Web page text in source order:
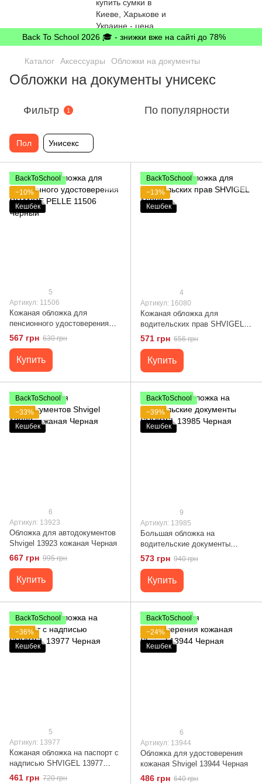
Back To School 2026 🎓 - знижки вже на сайті до 78%
Каталог Аксессуары Обложки на документы
Обложки на документы унисекс
Фильтр 1 По популярности
Пол Унисекс
BackToSchool
−10%
Кешбек
5
Артикул: 11506
Кожаная обложка для
пенсионного удостоверения
GRANDE PELLE 11506 Черный
567 грн 630 грн
Купить
BackToSchool
−13%
Кешбек
4
Артикул: 16080
Кожаная обложка для
водительских прав SHVIGEL
16080
571 грн 656 грн
Купить
BackToSchool
−33%
Кешбек
6
Артикул: 13923
Обложка для автодокументов
Shvigel 13923 кожаная Черная
667 грн 995 грн
Купить
BackToSchool
−39%
Кешбек
9
Артикул: 13985
Большая обложка на
водительские документы
SHVIGEL 13985 Черная
573 грн 940 грн
Купить
BackToSchool
−36%
Кешбек
5
Артикул: 13977
Кожаная обложка на паспорт с
надписью SHVIGEL 13977
Черная
461 грн 720 грн
BackToSchool
−24%
Кешбек
6
Артикул: 13944
Обложка для удостоверения
кожаная Shvigel 13944 Черная
486 грн 640 грн